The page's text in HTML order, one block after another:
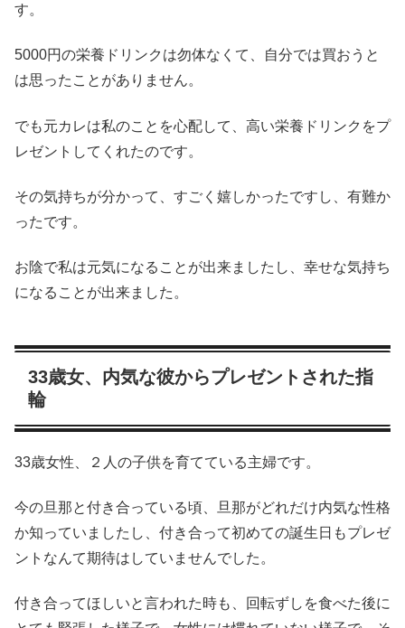
す。
5000円の栄養ドリンクは勿体なくて、自分では買おうと
は思ったことがありません。
でも元カレは私のことを心配して、高い栄養ドリンクをプ
レゼントしてくれたのです。
その気持ちが分かって、すごく嬉しかったですし、有難か
ったです。
お陰で私は元気になることが出来ましたし、幸せな気持ち
になることが出来ました。
33歳女、内気な彼からプレゼントされた指
輪
33歳女性、２人の子供を育てている主婦です。
今の旦那と付き合っている頃、旦那がどれだけ内気な性格
か知っていましたし、付き合って初めての誕生日もプレゼ
ントなんて期待はしていませんでした。
付き合ってほしいと言われた時も、回転ずしを食べた後に